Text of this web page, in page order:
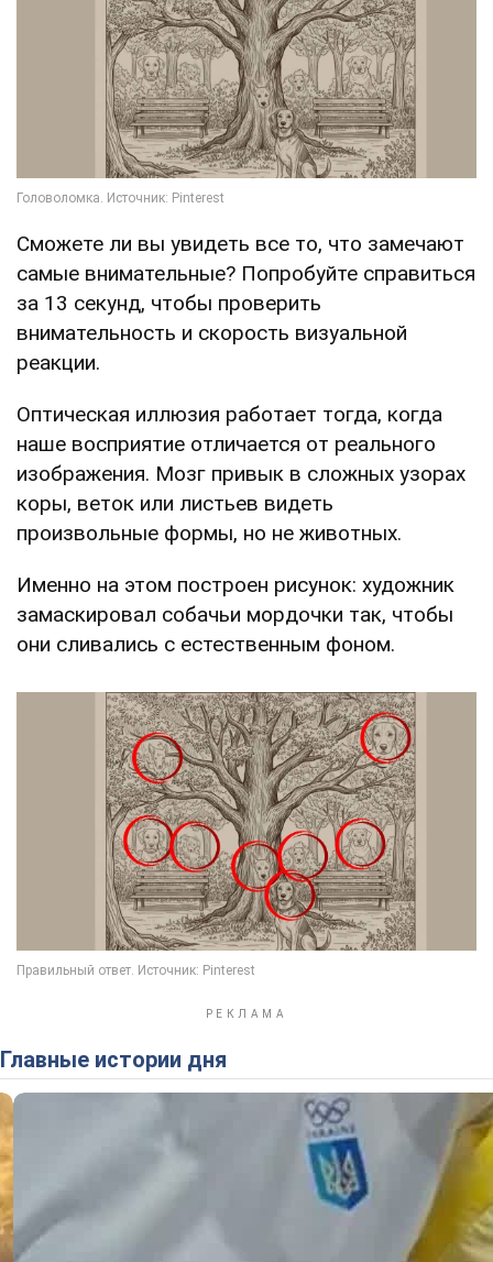
Сможете ли вы увидеть все то, что замечают
самые внимательные? Попробуйте справиться
за 13 секунд, чтобы проверить
внимательность и скорость визуальной
реакции.
Оптическая иллюзия работает тогда, когда
наше восприятие отличается от реального
изображения. Мозг привык в сложных узорах
коры, веток или листьев видеть
произвольные формы, но не животных.
Именно на этом построен рисунок: художник
замаскировал собачьи мордочки так, чтобы
они сливались с естественным фоном.
Главные истории дня